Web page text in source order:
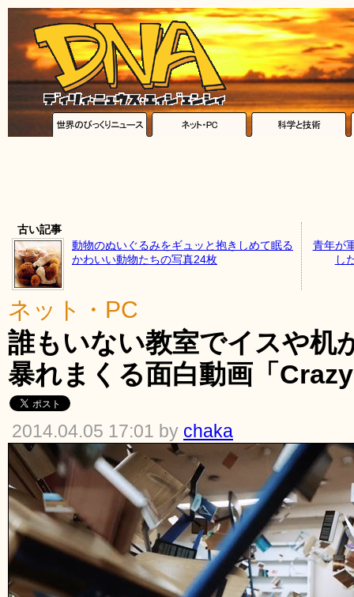
古い記事
動物のぬいぐるみをギュッと抱きしめて眠る
かわいい動物たちの写真24枚
青年が
し
ネット・PC
誰もいない教室でイスや机
暴れまくる面白動画「
2014.04.05 17:01 by chaka